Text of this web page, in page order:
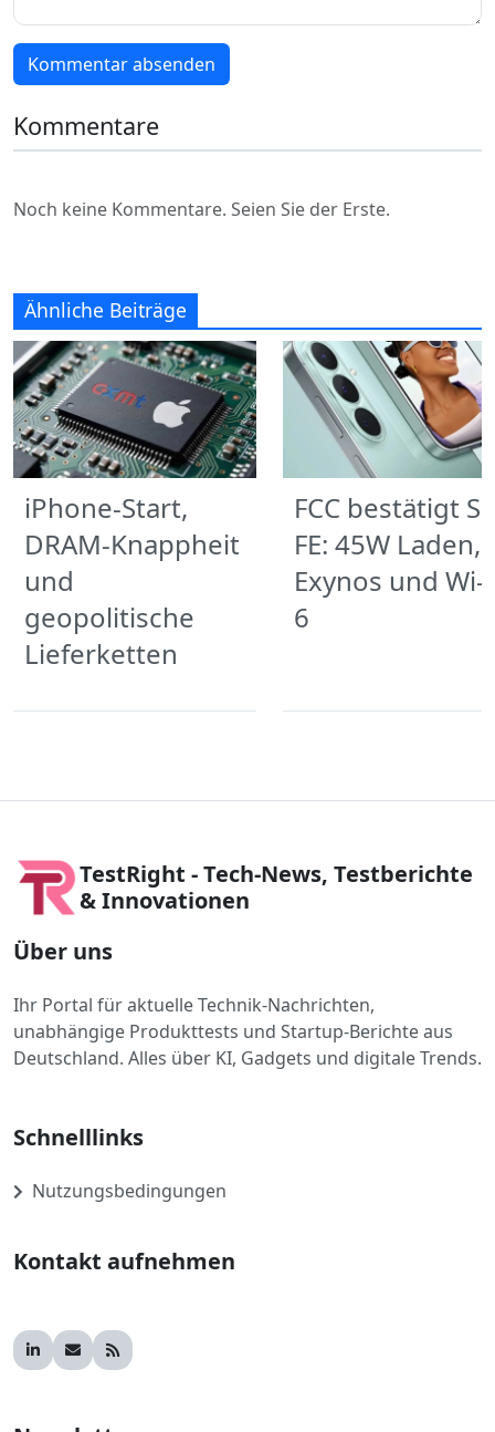
Kommentar absenden
Kommentare
Noch keine Kommentare. Seien Sie der Erste.
Ähnliche Beiträge
iPhone-Start,
DRAM-Knappheit
und
geopolitische
Lieferketten
FCC bestätigt
FE: 45W Laden,
Exynos und
6
TestRight - Tech-News, Testberichte
& Innovationen
Über uns
Ihr Portal für aktuelle Technik-Nachrichten,
unabhängige Produkttests und Startup-Berichte aus
Deutschland. Alles über KI, Gadgets und digitale Trends.
Schnelllinks
Nutzungsbedingungen
Kontakt aufnehmen